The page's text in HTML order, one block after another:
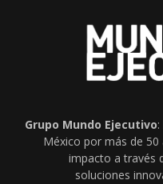
Grupo Mundo Ejecutivo
México por más de
impacto a través
soluciones